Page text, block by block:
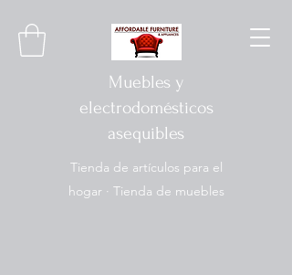
Muebles y
electrodomésticos
asequibles
Tienda de artículos para el
hogar · Tienda de muebles